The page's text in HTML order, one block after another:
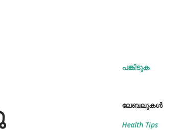
പങ്കിടുക
ലേബലുകള്‍
Health Tips